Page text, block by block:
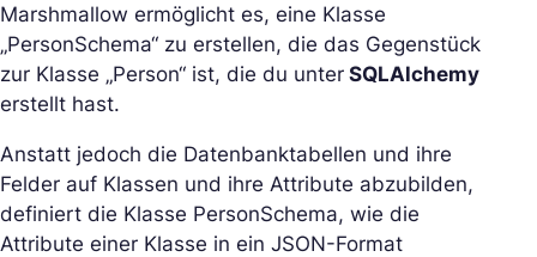
Marshmallow ermöglicht es, eine Klasse
„PersonSchema“ zu erstellen, die das Gegenstück
zur Klasse „Person“ ist, die du unter SQLAlchemy
erstellt hast.
Anstatt jedoch die Datenbanktabellen und ihre
Felder auf Klassen und ihre Attribute abzubilden,
definiert die Klasse PersonSchema, wie die
Attribute einer Klasse in ein JSON-Format